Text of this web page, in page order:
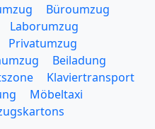
Büroumzug
Laborumzug
Privatumzug
Beiladung
Klaviertransport
Möbeltaxi